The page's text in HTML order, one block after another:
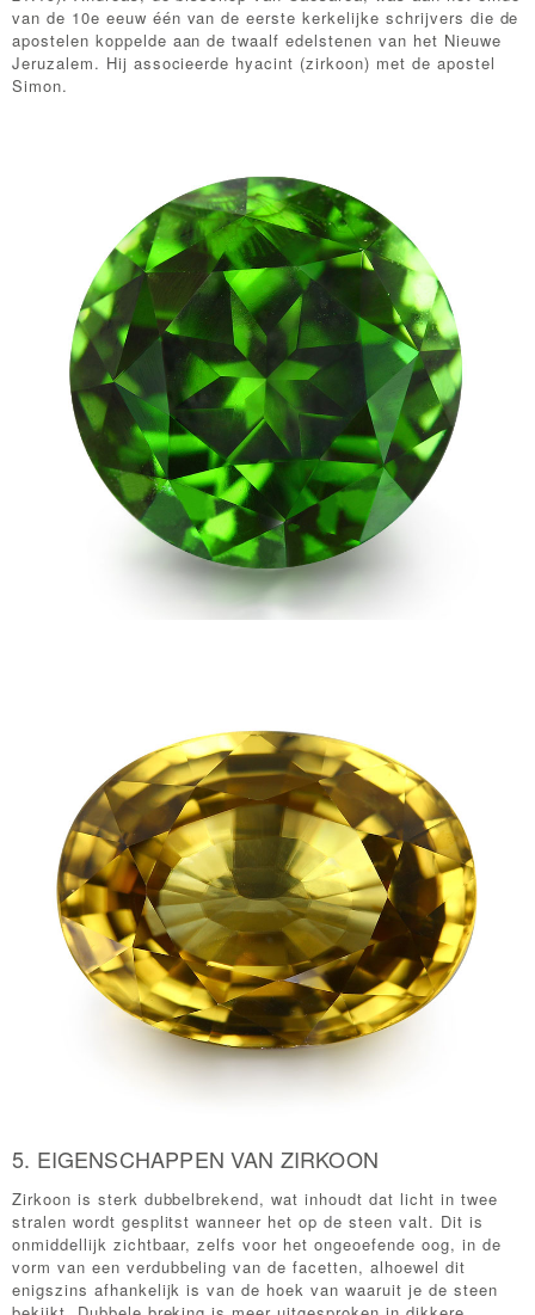
van de 10e eeuw één van de eerste kerkelijke schrijvers die de
apostelen koppelde aan de twaalf edelstenen van het Nieuwe
Jeruzalem. Hij associeerde hyacint (zirkoon) met de apostel
Simon.
5. EIGENSCHAPPEN VAN ZIRKOON
Zirkoon is sterk dubbelbrekend, wat inhoudt dat licht in twee
stralen wordt gesplitst wanneer het op de steen valt. Dit is
onmiddellijk zichtbaar, zelfs voor het ongeoefende oog, in de
vorm van een verdubbeling van de facetten, alhoewel dit
enigszins afhankelijk is van de hoek van waaruit je de steen